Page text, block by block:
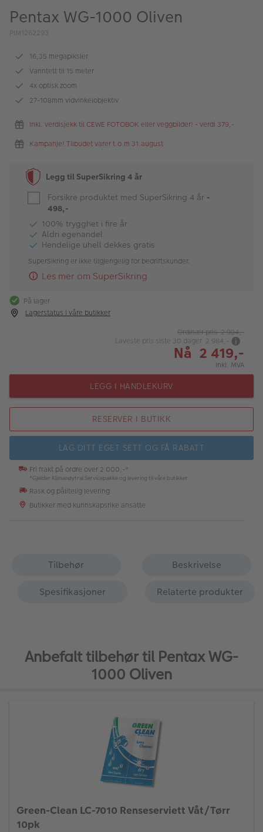
Kampanjer
Merker
Bildeprodukter
Fotokurs
Butikkoversikt
Pentax WG-1000 Oliven
PIM1262293
16,35 megapiksler
Vanntett til 15 meter
4x optisk zoom
27-108mm vidvinkelobjektiv
Inkl. verdisjekk til CEWE FOTOBOK eller veggbilder! - verdi 379,-
Kampanje! Tilbudet varer t.o.m 31.august
Legg til SuperSikring 4 år
Forsikre produktet med SuperSikring 4 år -
498,-
100% trygghet i fire år
Aldri egenandel
Hendelige uhell dekkes gratis
SuperSikring er ikke tilgjengelig for bedriftskunder.
Les mer om SuperSikring
På lager
Lagerstatus i våre butikker
Ordinær pris 2 984,-
Laveste pris siste 30 dager 2 984,-
Nå 2 419,-
Inkl. MVA
LEGG I HANDLEKURV
RESERVER I BUTIKK
LAG DITT EGET SETT OG FÅ RABATT
Fri frakt på ordre over 2 000,-*
*Gjelder Klimanøytral Servicepakke og levering til våre butikker
Rask og pålitelig levering
Butikker med kunnskapsrike ansatte
Tilbehør
Beskrivelse
Spesifikasjoner
Relaterte produkter
Anbefalt tilbehør til Pentax WG-
1000 Oliven
Green-Clean LC-7010 Renseserviett Våt/Tørr
10pk